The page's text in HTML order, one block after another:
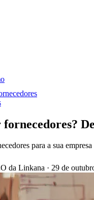
para a sua
da Linkana · 29 de